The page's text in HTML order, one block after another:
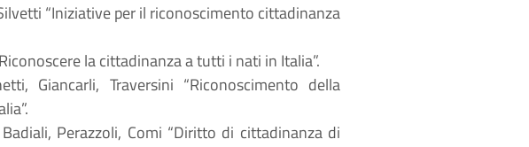
“Iniziative per il riconoscimento cittadinanza
la cittadinanza a tutti i nati in Italia”.
Giancarli, Traversini “Riconoscimento della
Perazzoli, Comi “Diritto di cittadinanza di